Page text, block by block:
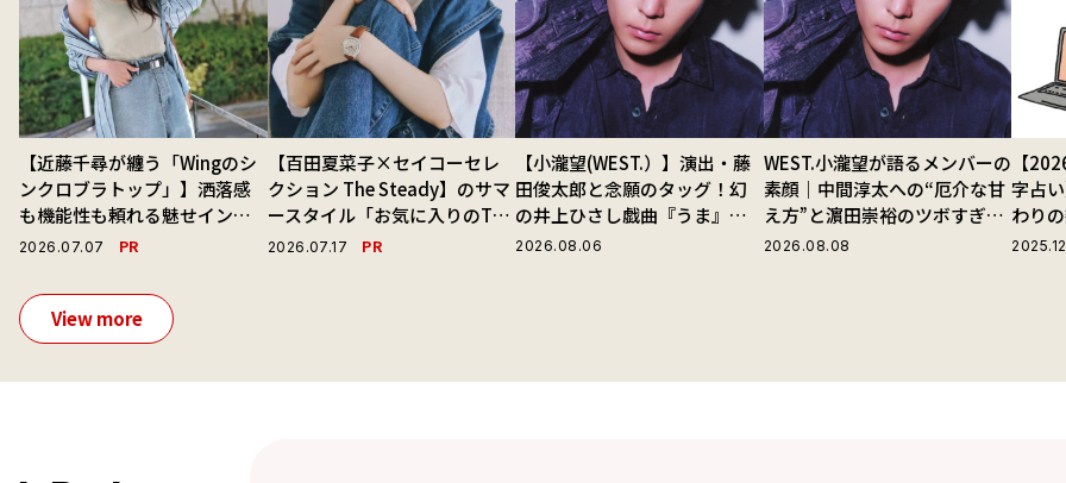
【近藤千尋が纏う「Wingのシ
ンクロブラトップ」】洒落感
も機能性も頼れる魅せインナ
ーで毎日を心地よくアプデ！
2026.07.07 PR
【百田夏菜子×セイコーセレ
クション The Steady】のサマ
ースタイル「お気に入りのTシ
ャツと最高の時計と。」
2026.07.17 PR
【小瀧望(WEST.）】演出・藤
田俊太郎と念願のタッグ！幻
の井上ひさし戯曲『うま』で
演じる“爽快な悪人”の魅力と
2026.08.06
WEST.小瀧望が語るメンバーの
素顔｜中間淳太への“厄介な甘
え方”と濵田崇裕のツボすぎる
言動
2026.08.08
【
字占
わり
View more